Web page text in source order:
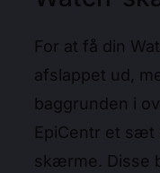
For at få din
afslappet ud,
baggrunden i
EpiCentr et sæt
skærme. Disse